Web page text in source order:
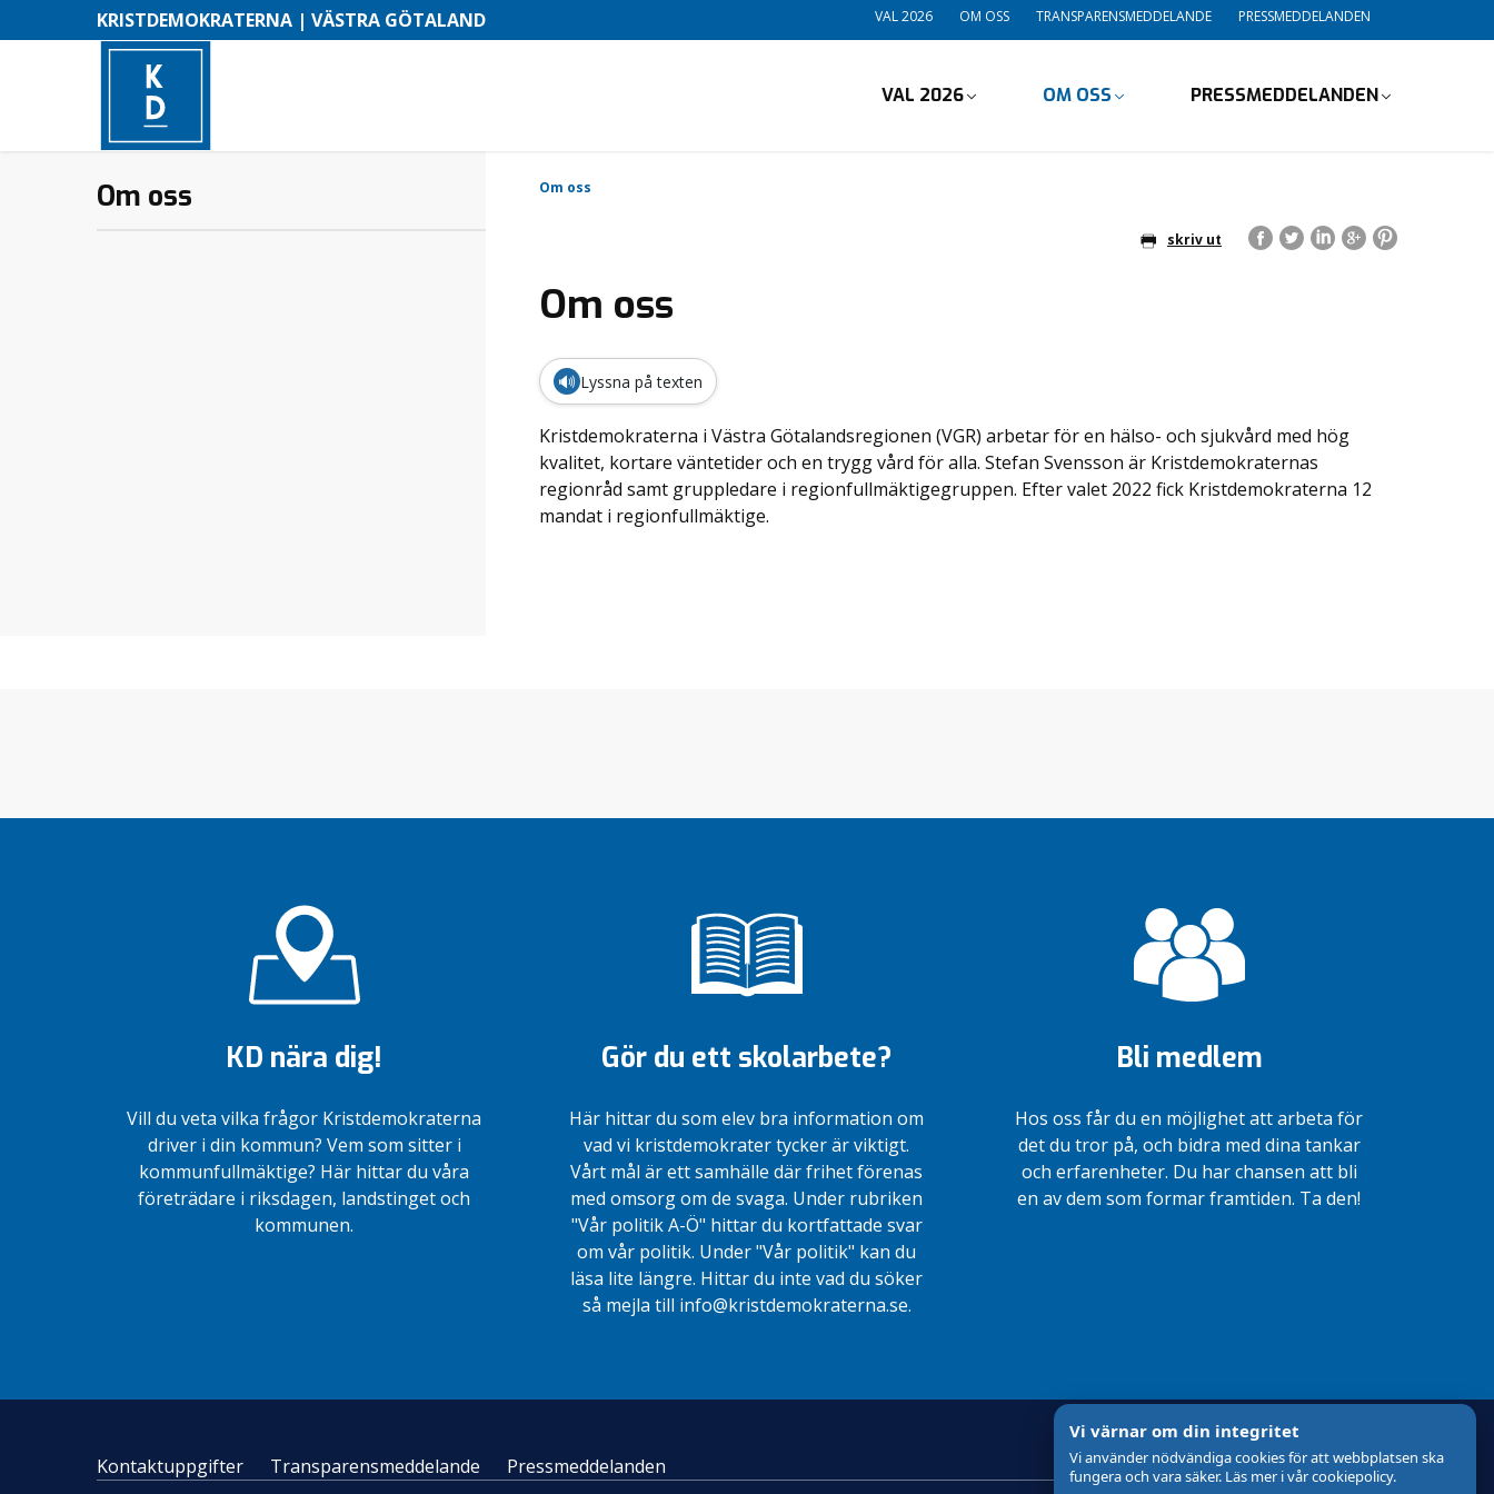
KRISTDEMOKRATERNA | VÄSTRA GÖTALAND VAL 2026 OM OSS TRANSPARENSMEDDELANDE PRESSMEDDELANDEN
VAL 2026 OM OSS PRESSMEDDELANDEN
Om oss
skriv ut
Om oss
🔊 Lyssna på texten
Kristdemokraterna i Västra Götalandsregionen (VGR) arbetar för en hälso- och sjukvård med hög
kvalitet, kortare väntetider och en trygg vård för alla. Stefan Svensson är Kristdemokraternas
regionråd samt gruppledare i regionfullmäktigegruppen. Efter valet 2022 fick Kristdemokraterna 12
mandat i regionfullmäktige.
Om oss
KD nära dig!
Vill du veta vilka frågor Kristdemokraterna
driver i din kommun? Vem som sitter i
kommunfullmäktige? Här hittar du våra
företrädare i riksdagen, landstinget och
kommunen.
Gör du ett skolarbete?
Här hittar du som elev bra information om
vad vi kristdemokrater tycker är viktigt.
Vårt mål är ett samhälle där frihet förenas
med omsorg om de svaga. Under rubriken
"Vår politik A-Ö" hittar du kortfattade svar
om vår politik. Under "Vår politik" kan du
läsa lite längre. Hittar du inte vad du söker
så mejla till info@kristdemokraterna.se.
Bli medlem
Hos oss får du en möjlighet att arbeta för
det du tror på, och bidra med dina tankar
och erfarenheter. Du har chansen att bli
en av dem som formar framtiden. Ta den!
Kontaktuppgifter Transparensmeddelande Pressmeddelanden
Vi värnar om din integritet
Vi använder nödvändiga cookies för att webbplatsen ska
fungera och vara säker. Läs mer i vår cookiepolicy.